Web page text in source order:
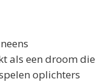
als een droom die
oplichters